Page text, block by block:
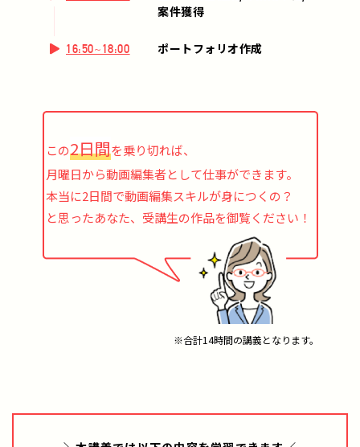
案件獲得
16:50~18:00 ポートフォリオ作成
この2日間を乗り切れば、
月曜日から動画編集者として仕事ができます。
本当に2日間で動画編集スキルが身につくの？
と思ったあなた、受講生の作品を御覧ください！
※合計14時間の講義となります。